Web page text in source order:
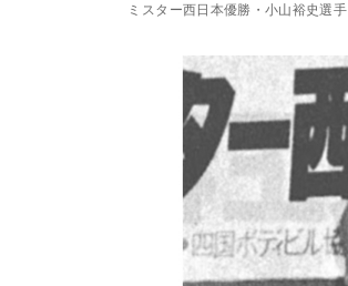
ミスター西日本優勝・小山裕史選手